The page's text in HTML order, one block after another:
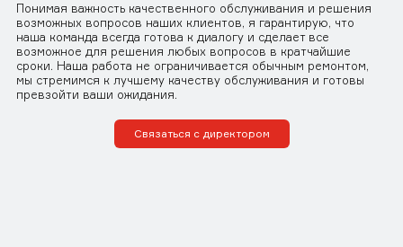
Понимая важность качественного обслуживания и решения
возможных вопросов наших клиентов, я гарантирую, что
наша команда всегда готова к диалогу и сделает все
возможное для решения любых вопросов в кратчайшие
сроки. Наша работа не ограничивается обычным ремонтом,
мы стремимся к лучшему качеству обслуживания и готовы
превзойти ваши ожидания.
Связаться с директором